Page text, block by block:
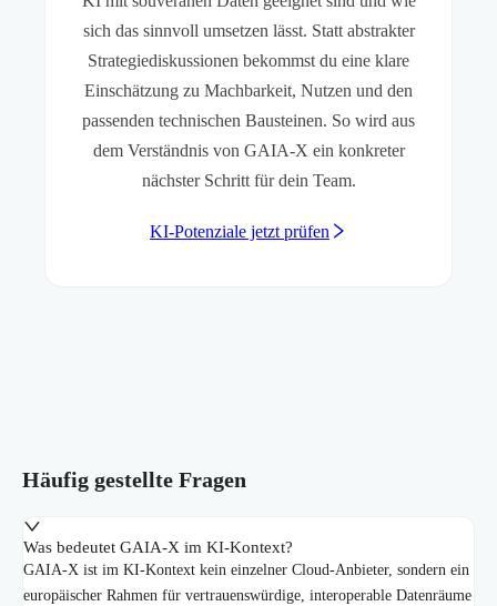
sich das sinnvoll umsetzen lässt. Statt abstrakter
Strategiediskussionen bekommst du eine klare
Einschätzung zu Machbarkeit, Nutzen und den
passenden technischen Bausteinen. So wird aus
dem Verständnis von GAIA-X ein konkreter
nächster Schritt für dein Team.
KI-Potenziale jetzt prüfen
Häufig gestellte Fragen
Was bedeutet GAIA-X im KI-Kontext?
GAIA-X ist im KI-Kontext kein einzelner Cloud-Anbieter, sondern ein
europäischer Rahmen für vertrauenswürdige, interoperable Datenräume